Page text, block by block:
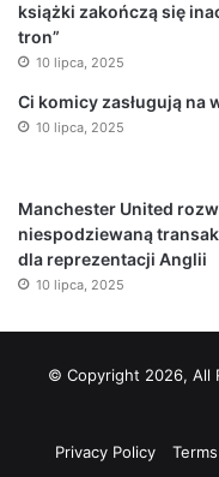
książki zakończą się
tron”
10 lipca, 2025
Ci komicy zasługują na
10 lipca, 2025
Manchester United
niespodziewaną
dla reprezentacji Anglii
10 lipca, 2025
© Copyright 2026, All
Privacy Policy